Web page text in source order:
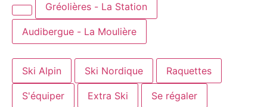
Gréolières - La Station
Audibergue - La Moulière
Ski Alpin Ski Nordique Raquettes
S'équiper Extra Ski Se régaler